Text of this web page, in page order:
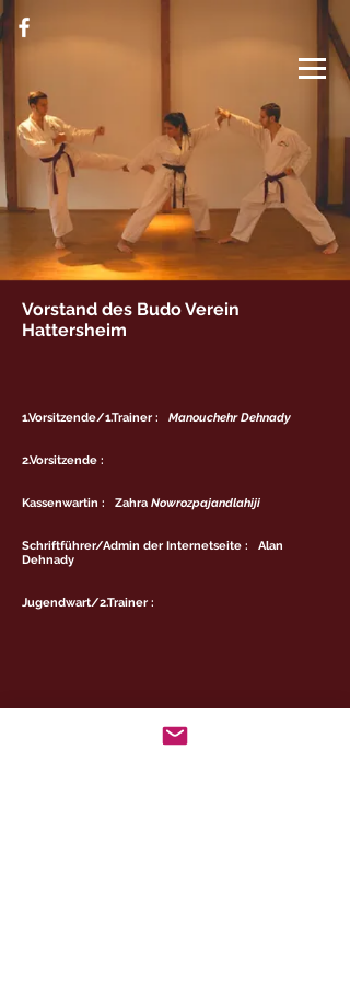
Vorstand des Budo Verein
Hattersheim
1.Vorsitzende/1.Trainer : Manouchehr Dehnady
2.Vorsitzende :
Kassenwartin : Zahra Nowrozpajandlahiji
Schriftführer/Admin der Internetseite : Alan
Dehnady
Jugendwart/2.Trainer :